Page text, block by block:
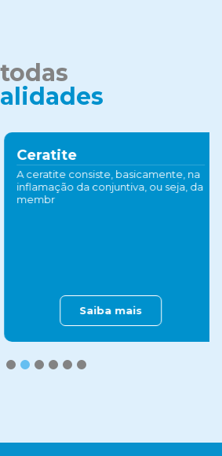
consiste, basicamente, na
da conjuntiva, ou seja, da
4 5 6